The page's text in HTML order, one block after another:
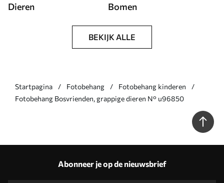
Dieren Bomen
BEKIJK ALLE
Startpagina Fotobehang
Fotobehang kinderen
Fotobehang Bosvrienden, grappige dieren N° u96850
Abonneer je op de nieuwsbrief